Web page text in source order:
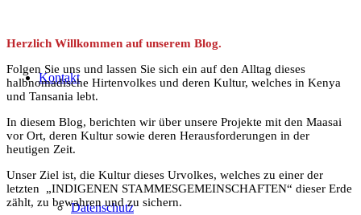
Kontakt
Datenschutz
Herzlich Willkommen auf unserem Blog.
Folgen Sie uns und lassen Sie sich ein auf den Alltag dieses
halbnomadische Hirtenvolkes und deren Kultur, welches in Kenya
und Tansania lebt.
In diesem Blog, berichten wir über unsere Projekte mit den Maasai
vor Ort, deren Kultur sowie deren Herausforderungen in der
heutigen Zeit.
Unser Ziel ist, die Kultur dieses Urvolkes, welches zu einer der
letzten „INDIGENEN STAMMESGEMEINSCHAFTEN“ dieser Erde
zählt, zu bewahren und zu sichern.